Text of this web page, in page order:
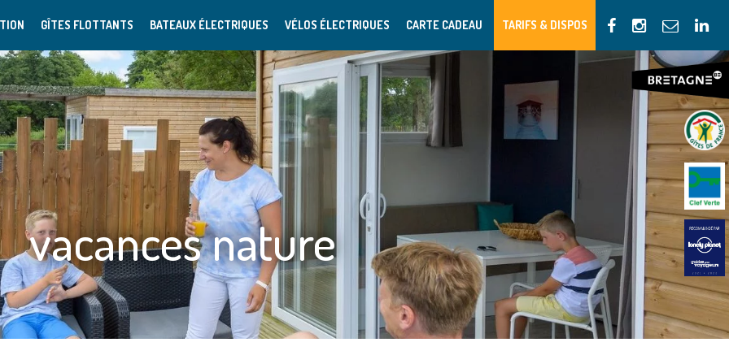
GÎTES FLOTTANTS BATEAUX ÉLECTRIQUES VÉLOS ÉLECTRIQUES CARTE CADEAU TARIFS & DISPOS
vacances nature